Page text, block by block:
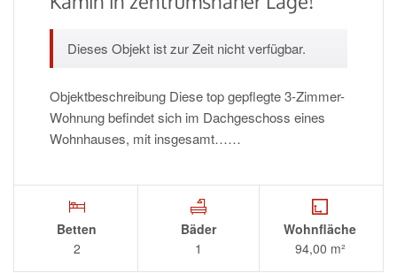
Dieses Objekt ist zur Zeit nicht verfügbar.
Objektbeschreibung Diese top gepflegte 3-Zimmer-
Wohnung befindet sich im Dachgeschoss eines
Wohnhauses, mit insgesamt……
Betten
2
Bäder
1
Wohnfläche
94,00 m²